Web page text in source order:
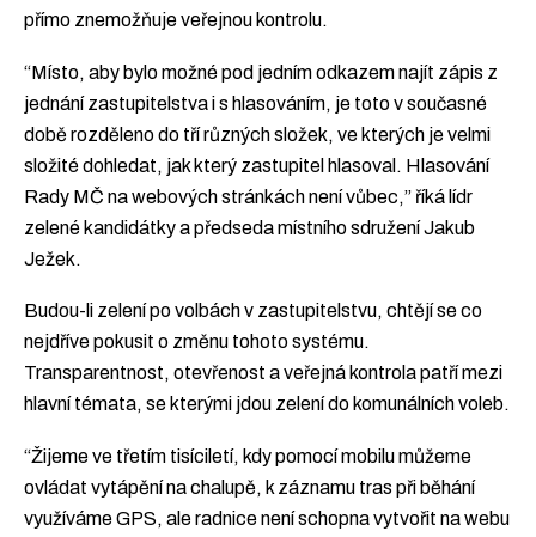
přímo znemožňuje veřejnou kontrolu.
“Místo, aby bylo možné pod jedním odkazem najít zápis z
jednání zastupitelstva i s hlasováním, je toto v současné
době rozděleno do tří různých složek, ve kterých je velmi
složité dohledat, jak který zastupitel hlasoval. Hlasování
Rady MČ na webových stránkách není vůbec,” říká lídr
zelené kandidátky a předseda místního sdružení Jakub
Ježek.
Budou-li zelení po volbách v zastupitelstvu, chtějí se co
nejdříve pokusit o změnu tohoto systému.
Transparentnost, otevřenost a veřejná kontrola patří mezi
hlavní témata, se kterými jdou zelení do komunálních voleb.
“Žijeme ve třetím tisíciletí, kdy pomocí mobilu můžeme
ovládat vytápění na chalupě, k záznamu tras při běhání
využíváme GPS, ale radnice není schopna vytvořit na webu